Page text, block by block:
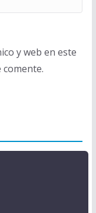
y web en este